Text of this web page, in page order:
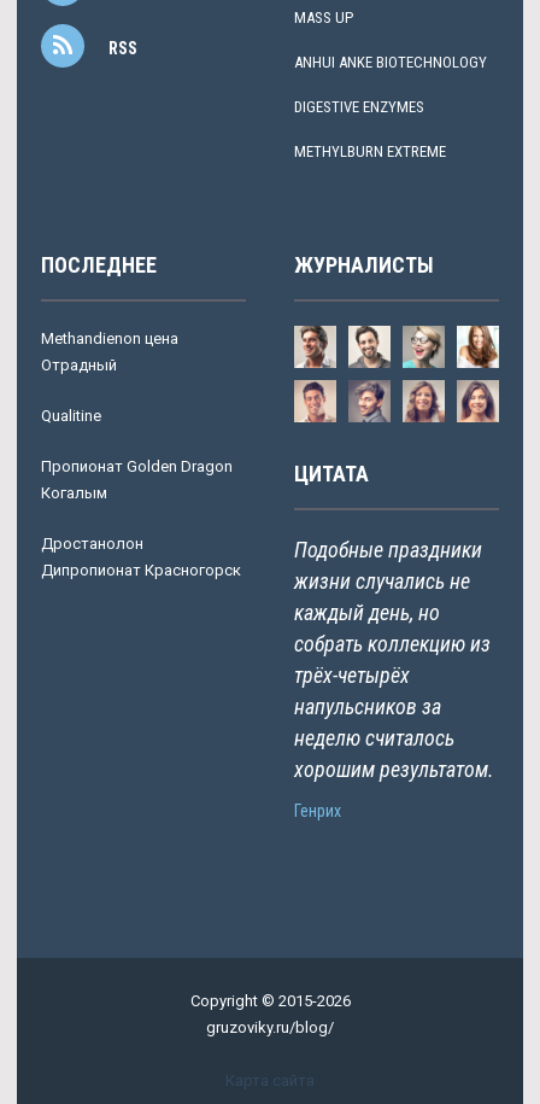
RSS
MASS UP
ANHUI ANKE BIOTECHNOLOGY
DIGESTIVE ENZYMES
METHYLBURN EXTREME
ПОСЛЕДНЕЕ
Methandienon цена
Отрадный
Qualitine
Пропионат Golden Dragon
Когалым
Дростанолон
Дипропионат Красногорск
ЖУРНАЛИСТЫ
ЦИТАТА
Подобные праздники
жизни случались не
каждый день, но
собрать коллекцию из
трёх-четырёх
напульсников за
неделю считалось
хорошим результатом.
Генрих
Copyright © 2015-2026
gruzoviky.ru/blog/
Карта сайта